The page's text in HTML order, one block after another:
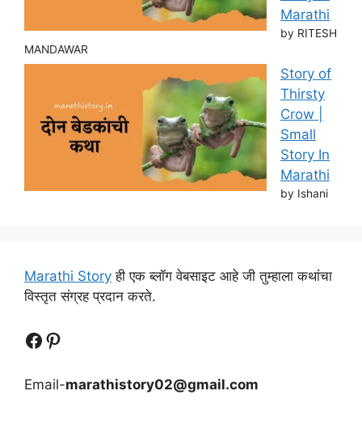
Marathi
by RITESH
MANDAWAR
Story of
Thirsty
Crow |
Small
Story In
Marathi
by Ishani
Marathi Story ही एक ब्लॉग वेबसाइट आहे जी तुम्हाला कथांचा
विस्तृत संग्रह प्रदान करते.
Follow UsFollow us
Email-marathistory02@gmail.com